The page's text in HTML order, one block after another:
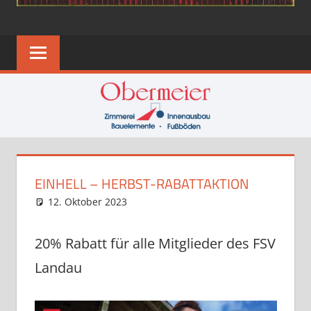
EINHELL – HERBST-RABATTAKTION
12. Oktober 2023
20% Rabatt für alle Mitglieder des FSV
Landau